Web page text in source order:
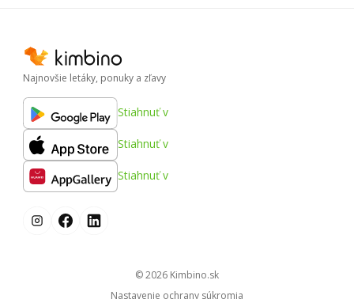
Najnovšie letáky, ponuky a zľavy
Stiahnuť v
Stiahnuť v
Stiahnuť v
© 2026
kimbino.sk
Nastavenie ochrany súkromia